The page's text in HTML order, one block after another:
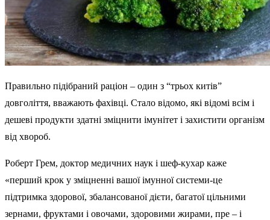
Правильно підібраний раціон – один з “трьох китів”
довголіття, вважають фахівці. Стало відомо, які відомі всім і
дешеві продукти здатні зміцнити імунітет і захистити організм
від хвороб.
Роберт Грем, доктор медичних наук і шеф-кухар каже
«перший крок у зміцненні вашої імунної системи-це
підтримка здорової, збалансованої дієти, багатої цільними
зернами, фруктами і овочами, здоровими жирами, пре – і